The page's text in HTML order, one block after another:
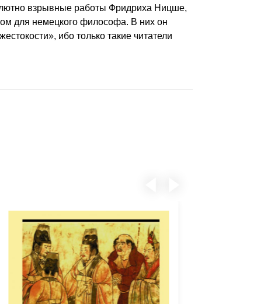
взрывные работы Фридриха Ницше,
для немецкого философа. В них он
ибо только такие читатели